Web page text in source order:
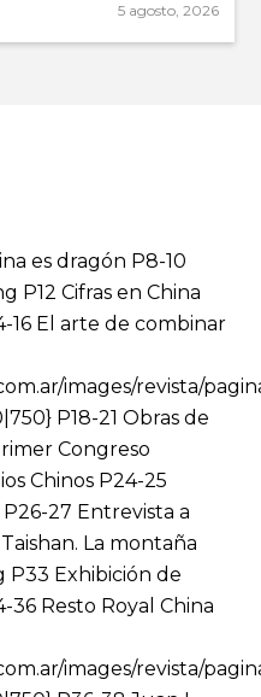
5 agosto, 2026
es dragón P8-10
P12 Cifras en China
16 El arte de combinar
images/revista/
P18-21 Obras de
Congreso
Chinos P24-25
27 Entrevista a
La montaña
P33 Exhibición de
36 Resto Royal China
images/revista/